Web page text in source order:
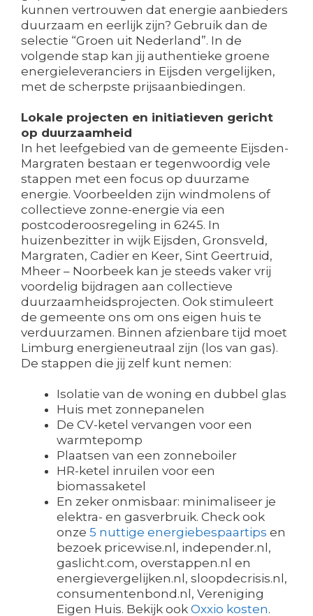
kunnen vertrouwen dat energie aanbieders
duurzaam en eerlijk zijn? Gebruik dan de
selectie “Groen uit Nederland”. In de
volgende stap kan jij authentieke groene
energieleveranciers in Eijsden vergelijken,
met de scherpste prijsaanbiedingen.
Lokale projecten en initiatieven gericht
op duurzaamheid
In het leefgebied van de gemeente Eijsden-
Margraten bestaan er tegenwoordig vele
stappen met een focus op duurzame
energie. Voorbeelden zijn windmolens of
collectieve zonne-energie via een
postcoderoosregeling in 6245. In
huizenbezitter in wijk Eijsden, Gronsveld,
Margraten, Cadier en Keer, Sint Geertruid,
Mheer – Noorbeek kan je steeds vaker vrij
voordelig bijdragen aan collectieve
duurzaamheidsprojecten. Ook stimuleert
de gemeente ons om ons eigen huis te
verduurzamen. Binnen afzienbare tijd moet
Limburg energieneutraal zijn (los van gas).
De stappen die jij zelf kunt nemen:
Isolatie van de woning en dubbel glas
Huis met zonnepanelen
De CV-ketel vervangen voor een
warmtepomp
Plaatsen van een zonneboiler
HR-ketel inruilen voor een
biomassaketel
En zeker onmisbaar: minimaliseer je
elektra- en gasverbruik. Check ook
onze 5 nuttige energiebespaartips en
bezoek pricewise.nl, independer.nl,
gaslicht.com, overstappen.nl en
energievergelijken.nl, sloopdecrisis.nl,
consumentenbond.nl, Vereniging
Eigen Huis. Bekijk ook Oxxio kosten.